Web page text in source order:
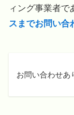
ィング事業者で
スまでお問い合
お問い合わせあ